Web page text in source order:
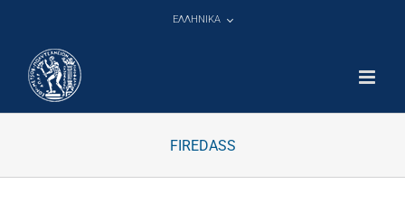
ΕΛΛΗΝΙΚΑ
FIREDASS